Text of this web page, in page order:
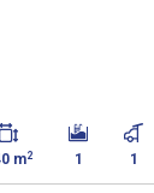
m2 1 1